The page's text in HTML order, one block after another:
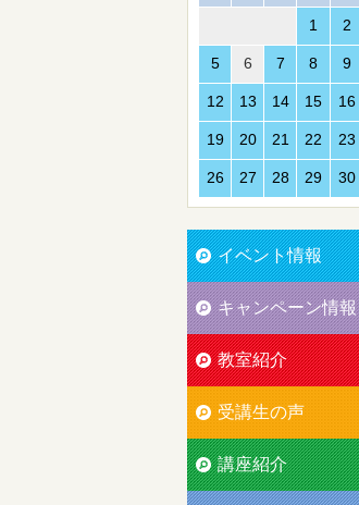
1 2
5 6 7 8 9
12 13 14 15 16
19 20 21 22 23
26 27 28 29 30
イベント情報
キャンペーン情報
教室紹介
受講生の声
講座紹介